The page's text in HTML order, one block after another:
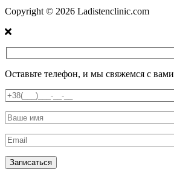
Copyright © 2026 Ladistenclinic.com
Оставьте телефон, и мы свяжемся с вами